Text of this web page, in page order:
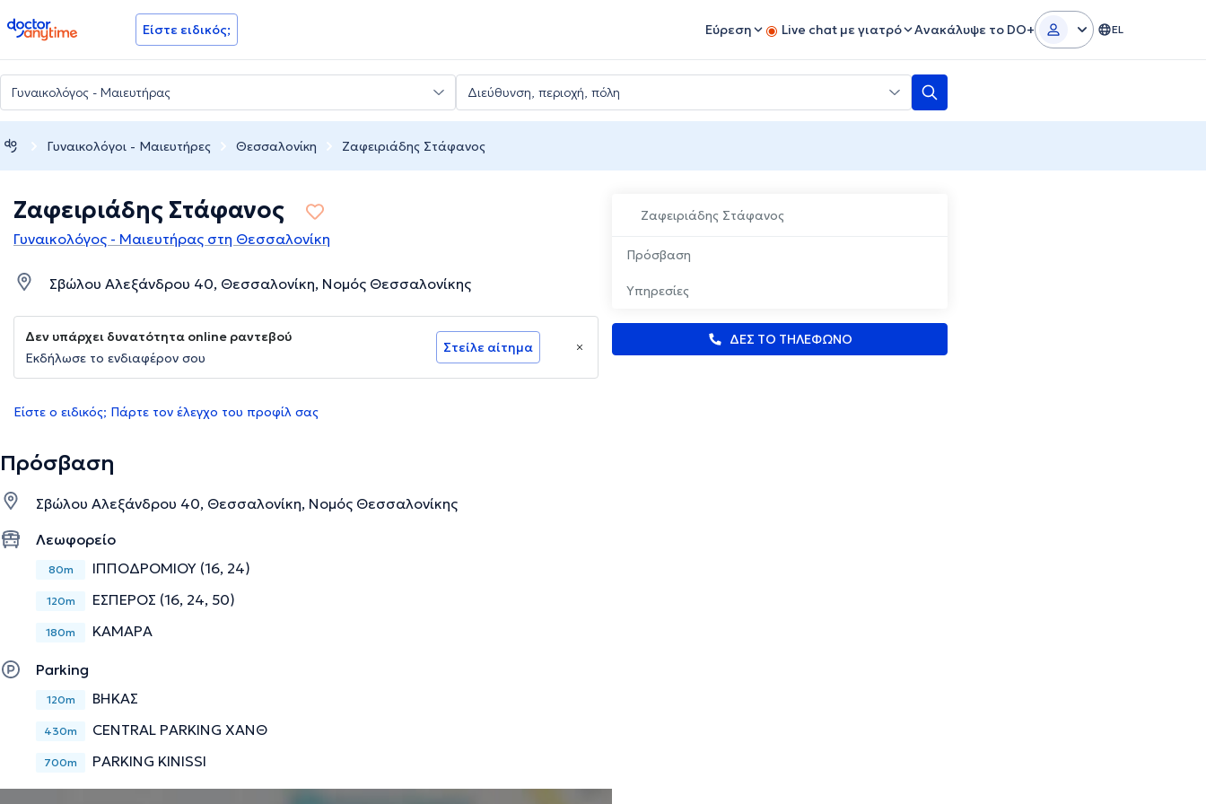
doctoranytime Είστε ειδικός; Εύρεση Live chat με γιατρό Ανακάλυψε το DO+ EL
Γυναικολόγοι - Μαιευτήρες Θεσσαλονίκη Ζαφειριάδης Στάφανος
Ζαφειριάδης Στάφανος
Πρόσβαση
Υπηρεσίες
ΔΕΣ ΤΟ ΤΗΛΕΦΩΝΟ
Ζαφειριάδης Στάφανος
Γυναικολόγος - Μαιευτήρας στη Θεσσαλονίκη
Σβώλου Αλεξάνδρου 40, Θεσσαλονίκη, Νομός Θεσσαλονίκης
Δεν υπάρχει δυνατότητα online ραντεβού
Εκδήλωσε το ενδιαφέρον σου
Στείλε αίτημα
Είστε ο ειδικός; Πάρτε τον έλεγχο του προφίλ σας
Πρόσβαση
Σβώλου Αλεξάνδρου 40, Θεσσαλονίκη, Νομός Θεσσαλονίκης
Λεωφορείο
80m ΙΠΠΟΔΡΟΜΙΟΥ (16, 24)
120m ΕΣΠΕΡΟΣ (16, 24, 50)
180m ΚΑΜΑΡΑ
Parking
120m ΒΗΚΑΣ
430m CENTRAL PARKING ΧΑΝΘ
700m PARKING KINISSI